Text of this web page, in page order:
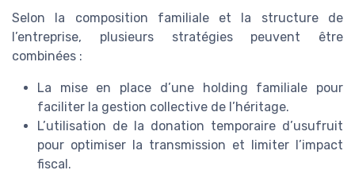
Selon la composition familiale et la structure de
l’entreprise, plusieurs stratégies peuvent être
combinées :
La mise en place d’une holding familiale pour
faciliter la gestion collective de l’héritage.
L’utilisation de la donation temporaire d’usufruit
pour optimiser la transmission et limiter l’impact
fiscal.